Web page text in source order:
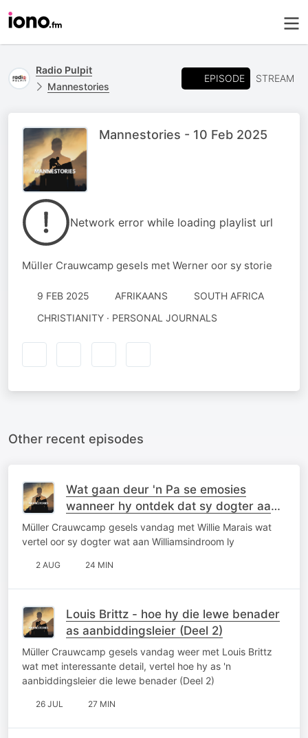
Radio Pulpit
Mannestories
EPISODE STREAM
Mannestories - 10 Feb 2025
Network error while loading playlist url
Müller Crauwcamp gesels met Werner oor sy storie
9 FEB 2025 AFRIKAANS
SOUTH AFRICA
CHRISTIANITY · PERSONAL JOURNALS
Other recent episodes
Wat gaan deur 'n Pa se emosies
wanneer hy ontdek dat sy dogter aan
Williamsindroom ly?
Müller Crauwcamp gesels vandag met Willie Marais wat
vertel oor sy dogter wat aan Williamsindroom ly
2 AUG 24 MIN
Louis Brittz - hoe hy die lewe benader
as aanbiddingsleier (Deel 2)
Müller Crauwcamp gesels vandag weer met Louis Brittz
wat met interessante detail, vertel hoe hy as 'n
aanbiddingsleier die lewe benader (Deel 2)
26 JUL 27 MIN